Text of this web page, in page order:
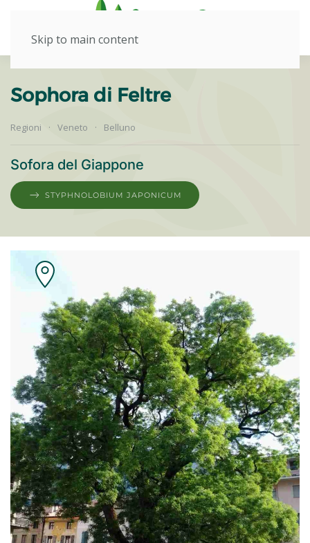
Skip to main content
Sophora di Feltre
Regioni Veneto Belluno
Sofora del Giappone
STYPHNOLOBIUM JAPONICUM